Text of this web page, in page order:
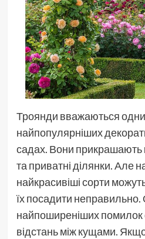
Троянди вважаються
найпопулярніших
садах. Вони прикрашають
та приватні ділянки. Але
найкрасивіші сорти
їх посадити неправильно.
найпоширеніших помилок
відстань між кущами.